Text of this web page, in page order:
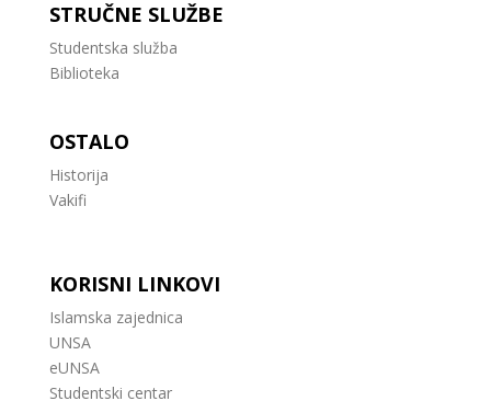
STRUČNE SLUŽBE
Studentska služba
Biblioteka
OSTALO
Historija
Vakifi
KORISNI LINKOVI
Islamska zajednica
UNSA
eUNSA
Studentski centar